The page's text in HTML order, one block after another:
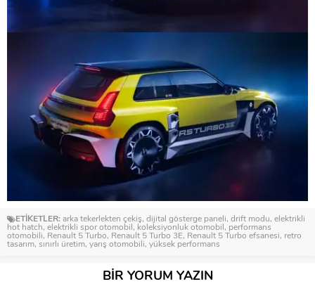
ETİKETLER: arka tekerlekten çekiş, dijital gösterge paneli, drift modu, elektrikli
hot hatch, elektrikli spor otomobil , koleksiyonluk otomobil , performans
otomobili, Renault 5 Turbo, Renault 5 Turbo 3E, Renault 5 Turbo efsanesi, retro
tasarım, sınırlı üretim, yarış otomobili, yüksek performans
BİR YORUM YAZIN